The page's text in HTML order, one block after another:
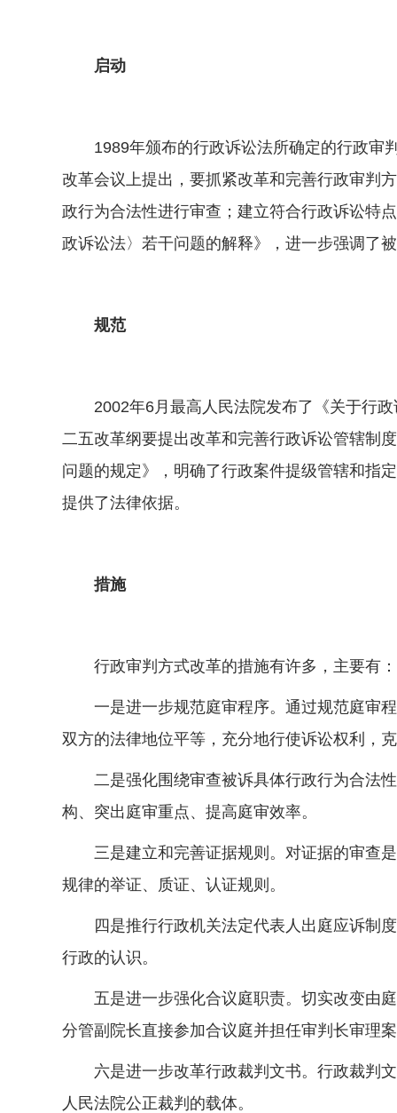
启动
1989年颁布的行政诉讼法所确定的行政审判
改革会议上提出，要抓紧改革和完善行政审判
政行为合法性进行审查；建立符合行政诉讼特
政诉讼法〉若干问题的解释》，进一步强调了
规范
2002年6月最高人民法院发布了《关于行政
二五改革纲要提出改革和完善行政诉讼管辖制
问题的规定》，明确了行政案件提级管辖和指
提供了法律依据。
措施
行政审判方式改革的措施有许多，主要有：
一是进一步规范庭审程序。通过规范庭审程
双方的法律地位平等，充分地行使诉讼权利，
二是强化围绕审查被诉具体行政行为合法性
构、突出庭审重点、提高庭审效率。
三是建立和完善证据规则。对证据的审查是
规律的举证、质证、认证规则。
四是推行行政机关法定代表人出庭应诉制度
行政的认识。
五是进一步强化合议庭职责。切实改变由庭
分管副院长直接参加合议庭并担任审判长审理
六是进一步改革行政裁判文书。行政裁判文
人民法院公正裁判的载体。